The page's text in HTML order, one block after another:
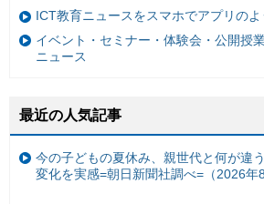
ICT教育ニュースをスマホでアプリの
イベント・セミナー・体験会・公開授
ニュース
最近の人気記事
今の子どもの夏休み、親世代と何が違
変化を実感=朝日新聞社調べ=（2026年8